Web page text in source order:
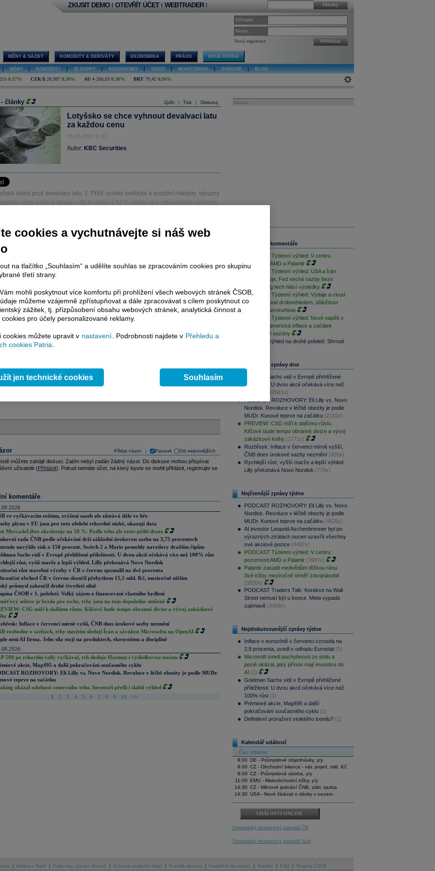
Hledej
ZKUSIT DEMO | OTEVŘÍT ÚČET | WEBTRADER |
Uživatel:
Heslo:
Nová registrace Přihlásit
MĚNY & SAZBY KOMODITY & DERIVÁTY EKONOMIKA PRÁVO MOJE PATRIA
MĚNY KOMODITY SLOUPKY ROZHOVORY VIDEO MONITORING DISKUSE BLOG
0,17% CZK/$ 20,987 0,30% AU 4 260,03 0,38% BRT 79,42 0,94%
Zpět Tisk Diskutuj
- články
Lotyšsko se chce vyhnout devalvaci latu
za každou cenu
05.06.2009 11:51
Autor: KBC Securities
vláda proti devalvaci latu: 1. Příliš vysoké politické a sociální náklady: výrazný
mezi úvěry a vklady – 90 % úvěrů a 52 % vkladů je v zahraničních měnách.
článku je dostupné jen klientům placených služeb
Plus
placeného informačního servisu získáte
bez jakýchkoliv omezení. Veškeré
komentáře a horké zprávy jsou
terminálovou metodou (bez nutnosti obnovovat stránku) bez
a v plné verzi.
zpravodajství, ale i další služby získáte v Patria Plus / Investor Plus -
avaluace, ekonomickéfundamenty kalkulátory...více
Přidat názor Pavouk Od nejnovějších
můžete zahájit diskusi. Zatím nebyl zadán žádný názor. Do diskuse mohou přispívat
uživatelé (Přihlásit). Pokud nemáte účet, na který byste se mohli přihlásit, registrujte se
komentáře
ve vyčkávacím režimu, zvýšení sazeb ale zůstává dále ve hře
plynu v EU jsou pro toto období rekordně nízké, ukazují data
MercadoLibre akceleruje na 50 %. Podle trhu ale roste příliš draze
rada ČNB podle očekávání drží základní úrokovou sazbu na 3,75 procentech
navýšilo zisk o 150 procent. Switch 2 a Mario pomohly navzdory dražším čipům
Sachs vidí v Evropě přehlížené příležitosti. U dvou akcií očekává více než 100% růst
růst, vyšší marže a lepší výhled. Lilly překonává Novo Nordisk
růst stavební výroby v ČR v červnu zpomalil na dvě procenta
obchod ČR v červnu skončil přebytkem 15,5 mld. Kč, meziročně nižším
průmysl zakončil druhé čtvrtletí silně
ČSOB v 1. pololetí: Velký zájem o financování vlastního bydlení
sektor je brzda pro techy, trhy jsou na tom dopoledne smíšeně
CSG míří k dalšímu růstu. Klíčové bude tempo obranné divize a vývoj zakázkové
Inflace v červenci mírně vyšší, ČNB dnes úrokové sazby nezmění
rozhodne o sazbách, trhy mezitím sledují Írán a závislost Microsoftu na OpenAI
není AI firma. Jeho síla stojí na produktech, ekosystému a disciplíně
500 po rekordní rally vyčkával, trh sleduje Hormuz i výsledkovou sezónu
akcie, Mag495 a další pokračování současného cyklu
ROZHOVORY: Eli Lilly vs. Novo Nordisk. Revoluce v léčbě obezity je podle MUDr.
teprve na začátku
ukázal odolnost cestovního trhu. Investoři přešli i slabší výhled
1 2 3 4 5 6 7 8 9 10 >>
Reklama
Související komentáře
PODCAST Týdenní výhled: V centru
pozornosti AMD a Palantir
PODCAST Týdenní výhled: USA a Írán
přerušily boje, Fed nechá sazby beze
změny a big tech hlásí výsledky
PODCAST Týdenní výhled: Výdaje a cloud
Alphabetu pod drobnohledem, důležitost
výsledků ServiceNow
PODCAST Týdenní výhled: Nové napětí v
Hormuzu, americká inflace a začátek
výsledkové sezóny
Investiční výhled na druhé pololetí: Shrnutí
Nejčtenější zprávy dne
Goldman Sachs vidí v Evropě přehlížené
příležitosti. U dvou akcií očekává více než
(2581x)
PODCAST ROZHOVORY: Eli Lilly vs. Novo
Nordisk. Revoluce v léčbě obezity je podle
MUDr. Kunové teprve na začátku (2210x)
PREVIEW: CSG míří k dalšímu růstu.
Klíčové bude tempo obranné divize a vývoj
zakázkové knihy (1771x)
Rozbřesk: Inflace v červenci mírně vyšší,
ČNB dnes úrokové sazby nezmění (820x)
Rychlejší růst, vyšší marže a lepší výhled.
Lilly překonává Novo Nordisk (778x)
Nejčtenější zprávy týdne
PODCAST ROZHOVORY: Eli Lilly vs. Novo
Nordisk. Revoluce v léčbě obezity je podle
MUDr. Kunové teprve na začátku (4825x)
AI investor Leopold Aschenbrenner byl po
výrazných ztrátách nucen uzavřít všechny
své akciové pozice (4497x)
PODCAST Týdenní výhled: V centru
pozornosti AMD a Palantir (3987x)
Palantir zasadil medvědům těžkou ránu.
Své tržby meziročně téměř zdvojnásobil
(3820x)
PODCAST Traders Talk: Korekce na Wall
Street nemusí být u konce. Meta vypadá
zajímavě (3408x)
Nejdiskutovanější zprávy týdne
Inflace v eurozóně v červenci vzrostla na
2,9 procenta, uvedl v odhadu Eurostat (5)
Microsoft smetl pochybnosti ze stolu a
jasně ukázal, jaký přínos mají investice do
AI (2)
Goldman Sachs vidí v Evropě přehlížené
příležitosti. U dvou akcií očekává více než
100% růst (1)
Prémiové akcie, Mag495 a další
pokračování současného cyklu (1)
Definitivní proražení stoletého trendu? (1)
Kalendář událostí
Čas Událost
8:00
DE - Průmyslové objednávky, y/y
9:00 CZ - Obchodní bilance - nár. pojetí, mld. Kč
9:00 CZ - Průmyslová výroba, y/y
11:00
EMU - Maloobchodní tržby, y/y
14:30 CZ - Měnové jednání ČNB, zákl. sazba
14:30 USA - Nové žádosti o dávky v nezam.
UDÁLOSTI ONLINE
Dlouhodobý ekonomický kalendář ČR
Dlouhodobý ekonomický kalendář Svět
Kariéra v Patrii Podmínky užívání stránek Ochrana osobních údajů Pravidla diskuse Investiční disclaimer Náměty FAQ Skupina ČSOB
cookies a vychutnávejte si náš web
na tlačítko „Souhlasím“ a udělíte souhlas se zpracováním cookies pro skupinu
třetí strany.
mohli poskytnout více komfortu při prohlížení všech webových stránek ČSOB,
můžeme vzájemně zpřístupňovat a dále zpracovávat s cílem poskytnout co
zážitek, tj. přizpůsobení obsahu webových stránek, analytická činnost a
pro účely personalizované reklamy.
cookies můžete upravit v nastavení . Podrobnosti najdete v Přehledu a
cookies Patria
jen technické cookies Souhlasím